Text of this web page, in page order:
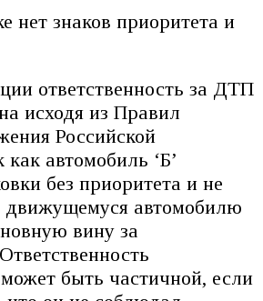
нет знаков приоритета и
ответственность за ДТП
исходя из Правил
Российской
автомобиль ‘Б’
без приоритета и не
движущемуся автомобилю
вину за
быть частичной, если